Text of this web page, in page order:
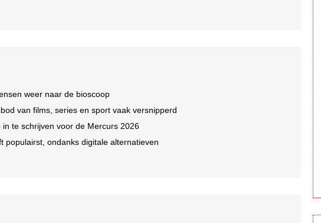
weer naar de bioscoop
van films, series en sport vaak versnipperd
te schrijven voor de Mercurs 2026
populairst, ondanks digitale alternatieven